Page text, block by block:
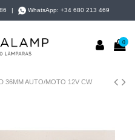
WhatsApp:+34 680 213 469
0
36MM AUTO/MOTO 12V CW